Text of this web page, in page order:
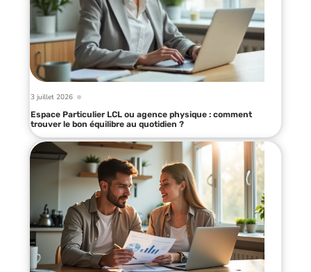
3 juillet 2026
Espace Particulier LCL ou agence physique : comment
trouver le bon équilibre au quotidien ?